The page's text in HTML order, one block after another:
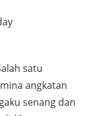
satu
angkatan
senang dan